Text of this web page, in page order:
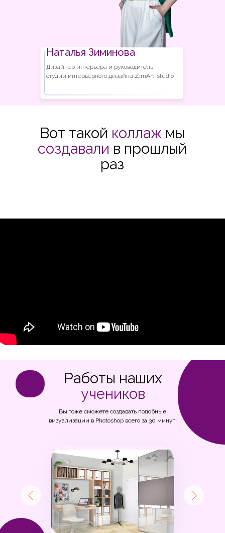
Наталья Зиминова
Дизайнер интерьера и руководитель
студии интерьерного дизайна ZimArt-studio
Вот такой коллаж мы
создавали в прошлый
раз
Работы наших
учеников
Вы тоже сможете создавать подобные
визуализации в Photoshop всего за 30 минут!